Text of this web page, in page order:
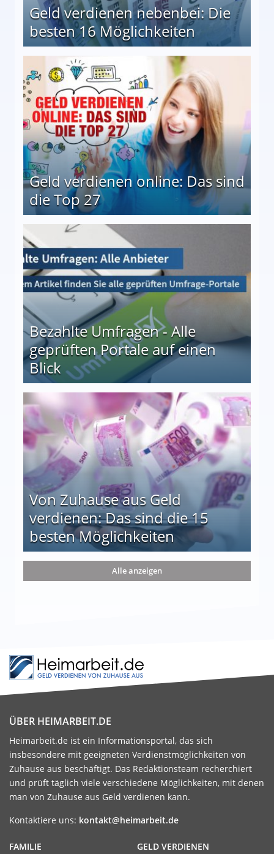
Geld verdienen nebenbei: Die
besten 16 Möglichkeiten
Geld verdienen online: Das sind
die Top 27
Bezahlte Umfragen - Alle
geprüften Portale auf einen
Blick
auf einen Blick
Von Zuhause aus Geld
verdienen: Das sind die 15
besten Möglichkeiten
die 15 besten Möglichkeiten
Alle anzeigen
ÜBER HEIMARBEIT.DE
Heimarbeit.de ist ein Informationsportal, das sich
insbesondere mit geeigneten Verdienstmöglichkeiten von
Zuhause aus beschäftigt. Das Redaktionsteam recherchiert
und prüft täglich viele verschiedene Möglichkeiten, mit denen
man von Zuhause aus Geld verdienen kann.
Kontaktiere uns: kontakt@heimarbeit.de
GELD VERDIENEN
FAMILIE